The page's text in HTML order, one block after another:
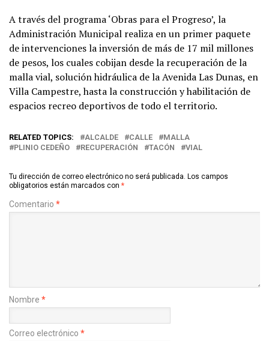
A través del programa ‘Obras para el Progreso’, la
Administración Municipal realiza en un primer paquete
de intervenciones la inversión de más de 17 mil millones
de pesos, los cuales cobijan desde la recuperación de la
malla vial, solución hidráulica de la Avenida Las Dunas, en
Villa Campestre, hasta la construcción y habilitación de
espacios recreo deportivos de todo el territorio.
RELATED TOPICS: ALCALDE CALLE
MALLA
PLINIO CEDEÑO
RECUPERACIÓN TACÓN VIAL
Tu dirección de correo electrónico no será publicada. Los campos
obligatorios están marcados con *
Comentario *
Nombre *
Correo electrónico *